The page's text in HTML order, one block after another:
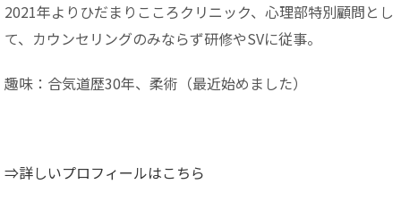
2021年よりひだまりこころクリニック、心理部特別顧問とし
て、カウンセリングのみならず研修やSVに従事。
趣味：合気道歴30年、柔術（最近始めました）
⇒詳しいプロフィールはこちら